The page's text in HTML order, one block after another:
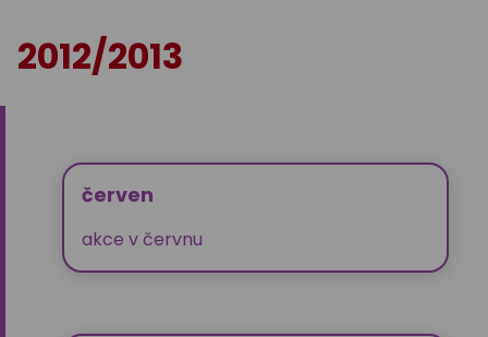
2012/2013
červen
akce v červnu